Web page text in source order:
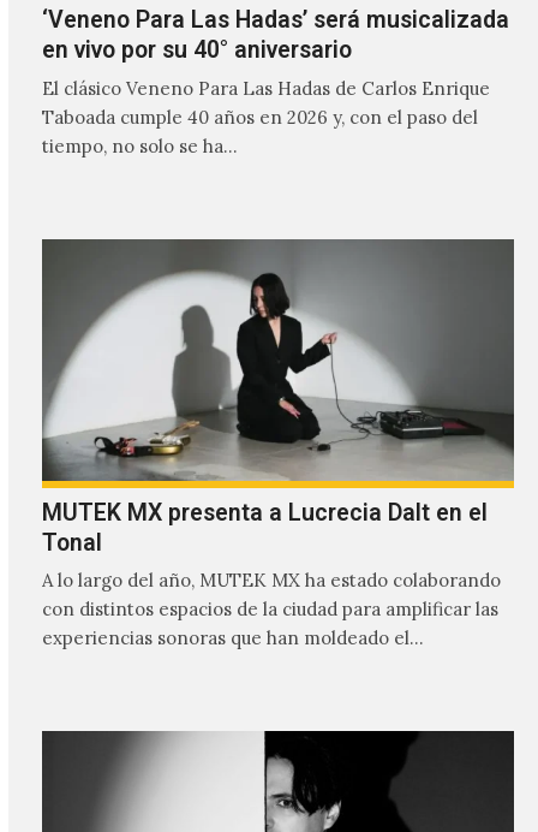
‘Veneno Para Las Hadas’ será musicalizada
en vivo por su 40° aniversario
El clásico Veneno Para Las Hadas de Carlos Enrique
Taboada cumple 40 años en 2026 y, con el paso del
tiempo, no solo se ha…
MUTEK MX presenta a Lucrecia Dalt en el
Tonal
A lo largo del año, MUTEK MX ha estado colaborando
con distintos espacios de la ciudad para amplificar las
experiencias sonoras que han moldeado el…